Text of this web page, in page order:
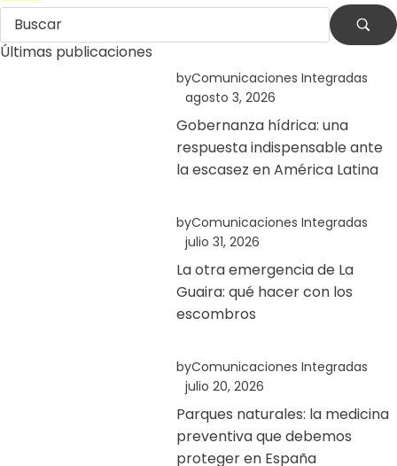
Últimas publicaciones
byComunicaciones Integradas
agosto 3, 2026
Gobernanza hídrica: una
respuesta indispensable ante
la escasez en América Latina
byComunicaciones Integradas
julio 31, 2026
La otra emergencia de La
Guaira: qué hacer con los
escombros
byComunicaciones Integradas
julio 20, 2026
Parques naturales: la medicina
preventiva que debemos
proteger en España